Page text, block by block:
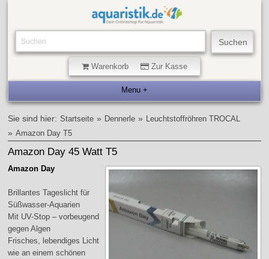
Warenkorb Zur Kasse
Sie sind hier: Startseite » Dennerle » Leuchtstoffröhren TROCAL
» Amazon Day T5
Amazon Day 45 Watt T5
Amazon Day
Brillantes Tageslicht für
Süßwasser-Aquarien
Mit UV-Stop – vorbeugend
gegen Algen
Frisches, lebendiges Licht
wie an einem schönen